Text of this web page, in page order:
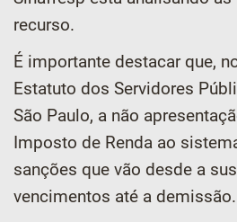
recurso.
É importante destacar que,
Estatuto dos Servidores
São Paulo, a não
Imposto de Renda ao
sanções que vão desde a
vencimentos até a demissão.